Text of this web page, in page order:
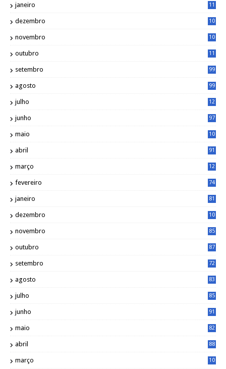
janeiro
11
dezembro
10
novembro
10
outubro
11
setembro 99
agosto 99
julho
12
junho 97
maio
10
abril 91
março
12
fevereiro 74
janeiro 81
dezembro
10
novembro 85
outubro 87
setembro 72
agosto 83
julho 85
junho 91
maio 82
abril 88
março
10